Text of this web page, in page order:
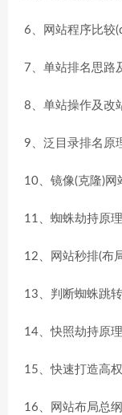
6、网站程序比较
7、单站排名思路
8、单站操作及改
9、泛目录排名原
10、镜像(克隆)网
11、蜘蛛劫持原
12、网站秒排(布
13、判断蜘蛛跳
14、快照劫持原
15、快速打造高
16、网站布局总